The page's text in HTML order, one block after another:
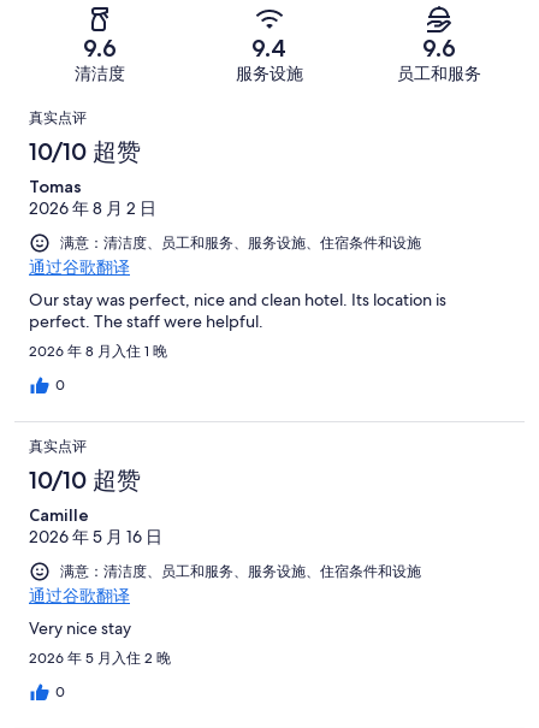
条
点
有
2456
条
点
评
共
有
2456
点
评
评，
共
有
2456
条
点
条
好
评，
有
2456
条
点
评
9.6
清洁度
9.4
服务设施
9.6
员工和服务
点
评
真实点评
10/10 超赞
Tomas
2026 年 8 月 2 日
满意：清洁度、员工和服务、服务设施、住宿条件和设施
通过谷歌翻译
Our stay was perfect, nice and clean hotel. Its location is
perfect. The staff were helpful.
2026 年 8 月入住 1 晚
0
真实点评
10/10 超赞
Camille
2026 年 5 月 16 日
满意：清洁度、员工和服务、服务设施、住宿条件和设施
通过谷歌翻译
Very nice stay
2026 年 5 月入住 2 晚
0